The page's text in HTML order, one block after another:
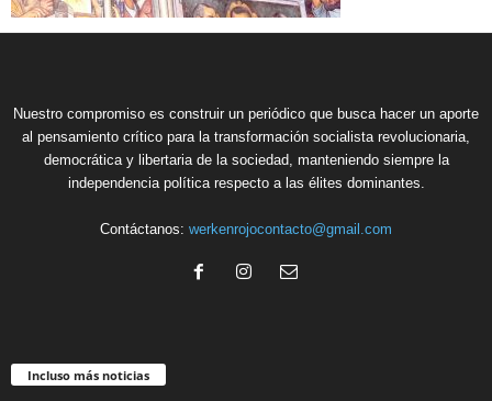
Nuestro compromiso es construir un periódico que busca hacer un aporte
al pensamiento crítico para la transformación socialista revolucionaria,
democrática y libertaria de la sociedad, manteniendo siempre la
independencia política respecto a las élites dominantes.
Contáctanos: werkenrojocontacto@gmail.com
Incluso más noticias